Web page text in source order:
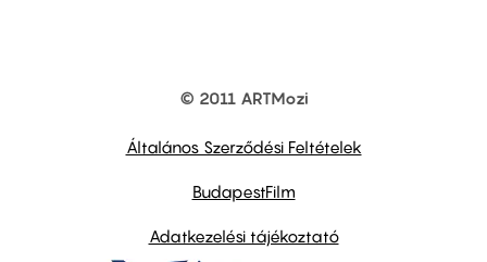
© 2011 ARTMozi
Általános Szerződési Feltételek
BudapestFilm
Adatkezelési tájékoztató